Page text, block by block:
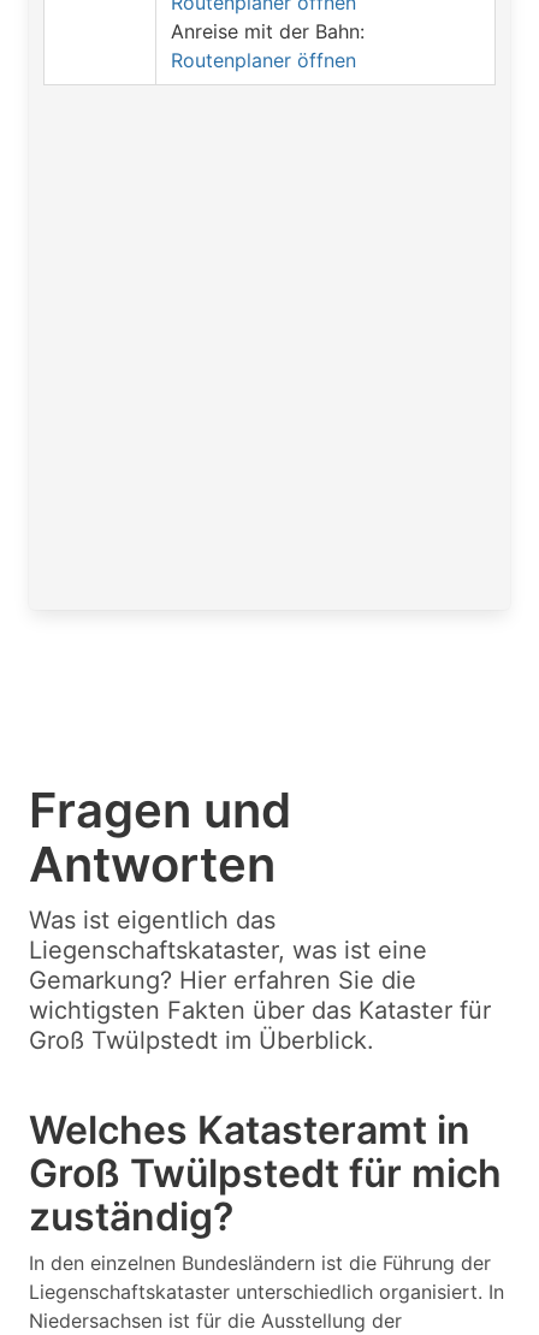
Anreise mit der Bahn:
Routenplaner öffnen
Fragen und
Antworten
Was ist eigentlich das
Liegenschaftskataster, was ist eine
Gemarkung? Hier erfahren Sie die
wichtigsten Fakten über das Kataster für
Groß Twülpstedt im Überblick.
Welches Katasteramt in
Groß Twülpstedt für mich
zuständig?
In den einzelnen Bundesländern ist die Führung der
Liegenschaftskataster unterschiedlich organisiert. In
Niedersachsen ist für die Ausstellung der